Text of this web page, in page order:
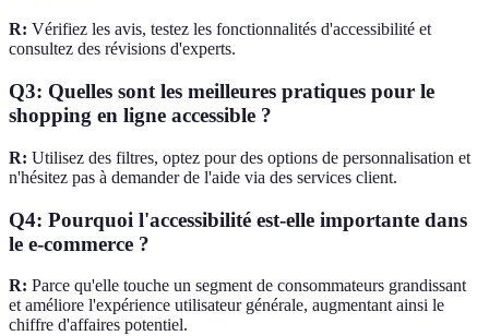
R: Vérifiez les avis, testez les fonctionnalités d'accessibilité et
consultez des révisions d'experts.
Q3: Quelles sont les meilleures pratiques pour le
shopping en ligne accessible ?
R: Utilisez des filtres, optez pour des options de personnalisation et
n'hésitez pas à demander de l'aide via des services client.
Q4: Pourquoi l'accessibilité est-elle importante dans
le e-commerce ?
R: Parce qu'elle touche un segment de consommateurs grandissant
et améliore l'expérience utilisateur générale, augmentant ainsi le
chiffre d'affaires potentiel.